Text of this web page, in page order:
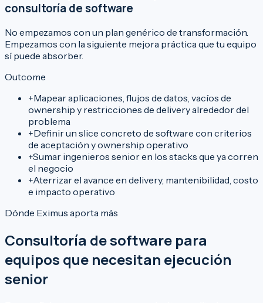
consultoría de software
No empezamos con un plan genérico de transformación.
Empezamos con la siguiente mejora práctica que tu equipo
sí puede absorber.
Outcome
+Mapear aplicaciones, flujos de datos, vacíos de
ownership y restricciones de delivery alrededor del
problema
+Definir un slice concreto de software con criterios
de aceptación y ownership operativo
+Sumar ingenieros senior en los stacks que ya corren
el negocio
+Aterrizar el avance en delivery, mantenibilidad, costo
e impacto operativo
Dónde Eximus aporta más
Consultoría de software para
equipos que necesitan ejecución
senior